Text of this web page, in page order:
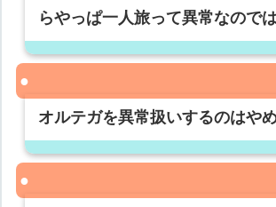
らやっぱ一人旅って異常なので
オルテガを異常扱いするのはやめ